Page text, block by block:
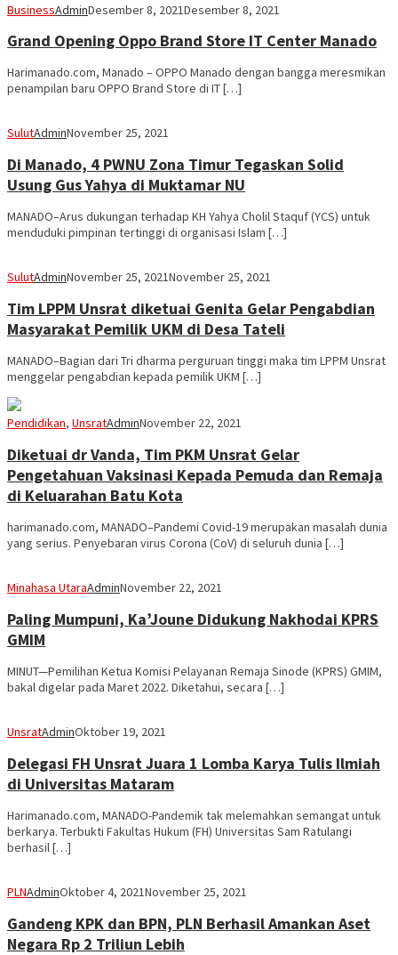
BusinessAdminDesember 8, 2021Desember 8, 2021
Grand Opening Oppo Brand Store IT Center Manado
Harimanado.com, Manado – OPPO Manado dengan bangga meresmikan
penampilan baru OPPO Brand Store di IT […]
SulutAdminNovember 25, 2021
Di Manado, 4 PWNU Zona Timur Tegaskan Solid
Usung Gus Yahya di Muktamar NU
MANADO–Arus dukungan terhadap KH Yahya Cholil Staquf (YCS) untuk
menduduki pimpinan tertinggi di organisasi Islam […]
SulutAdminNovember 25, 2021November 25, 2021
Tim LPPM Unsrat diketuai Genita Gelar Pengabdian
Masyarakat Pemilik UKM di Desa Tateli
MANADO–Bagian dari Tri dharma perguruan tinggi maka tim LPPM Unsrat
menggelar pengabdian kepada pemilik UKM […]
Pendidikan, UnsratAdminNovember 22, 2021
Diketuai dr Vanda, Tim PKM Unsrat Gelar
Pengetahuan Vaksinasi Kepada Pemuda dan Remaja
di Keluarahan Batu Kota
harimanado.com, MANADO–Pandemi Covid-19 merupakan masalah dunia
yang serius. Penyebaran virus Corona (CoV) di seluruh dunia […]
Minahasa UtaraAdminNovember 22, 2021
Paling Mumpuni, Ka’Joune Didukung Nakhodai KPRS
GMIM
MINUT—Pemilihan Ketua Komisi Pelayanan Remaja Sinode (KPRS) GMIM,
bakal digelar pada Maret 2022. Diketahui, secara […]
UnsratAdminOktober 19, 2021
Delegasi FH Unsrat Juara 1 Lomba Karya Tulis Ilmiah
di Universitas Mataram
Harimanado.com, MANADO-Pandemik tak melemahkan semangat untuk
berkarya. Terbukti Fakultas Hukum (FH) Universitas Sam Ratulangi
berhasil […]
PLNAdminOktober 4, 2021November 25, 2021
Gandeng KPK dan BPN, PLN Berhasil Amankan Aset
Negara Rp 2 Triliun Lebih